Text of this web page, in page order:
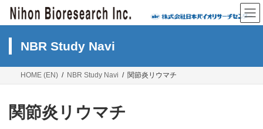
NBR Study Navi
HOME (EN) NBR Study Navi 関節炎リウマチ
関節炎リウマチ